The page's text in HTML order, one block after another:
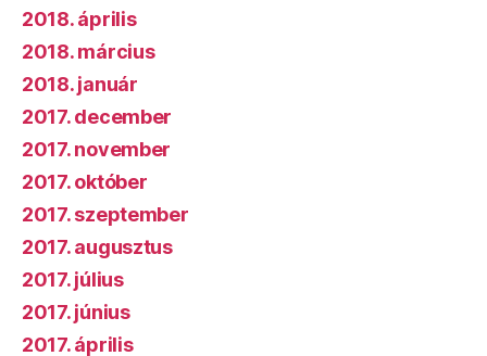
2018. április
2018. március
2018. január
2017. december
2017. november
2017. október
2017. szeptember
2017. augusztus
2017. július
2017. június
2017. április